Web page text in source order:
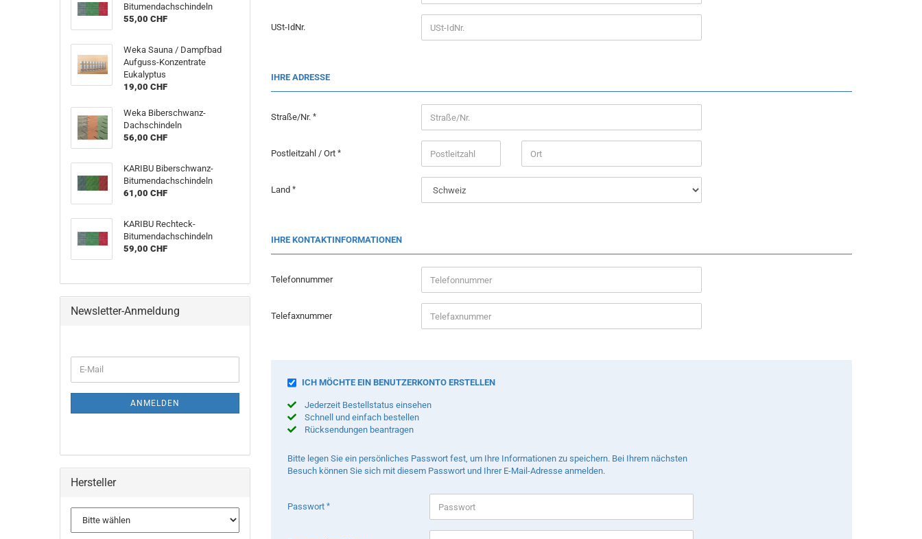
USt-IdNr.
IHRE ADRESSE
Straße/Nr.
Postleitzahl / Ort
Land
IHRE KONTAKTINFORMATIONEN
Telefonnummer
Telefaxnummer
ICH MÖCHTE EIN BENUTZERKONTO ERSTELLEN
Jederzeit Bestellstatus einsehen
Schnell und einfach bestellen
Rücksendungen beantragen
Bitte legen Sie ein persönliches Passwort fest, um Ihre Informationen zu speichern. Bei Ihrem nächsten
Besuch können Sie sich mit diesem Passwort und Ihrer E-Mail-Adresse anmelden.
Passwort
Bitumendachschindeln
55,00 CHF
Weka Sauna / Dampfbad
Aufguss-Konzentrate
Eukalyptus
19,00 CHF
Weka Biberschwanz-
Dachschindeln
56,00 CHF
KARIBU Biberschwanz-
Bitumendachschindeln
61,00 CHF
KARIBU Rechteck-
Bitumendachschindeln
59,00 CHF
Newsletter-Anmeldung
E-
Mail
ANMELDEN
Hersteller